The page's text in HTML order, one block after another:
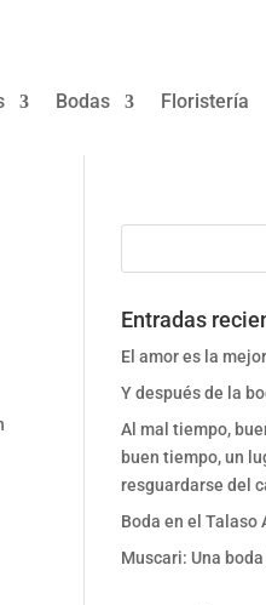
Bodas Floristería
Entradas
El amor es la
Y después de la
Al mal tiempo,
buen tiempo, un
resguardarse del
Boda en el Talaso
Muscari: Una